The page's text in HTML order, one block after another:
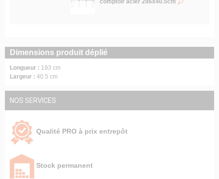
comptoir acier 286x40.5cm
Dimensions produit déplié
Longueur : 193 cm
Largeur : 40.5 cm
NOS SERVICES
Qualité PRO à prix entrepôt
Stock permanent